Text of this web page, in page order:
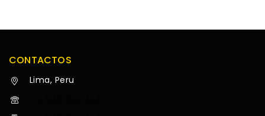
CONTACTOS
Lima, Peru